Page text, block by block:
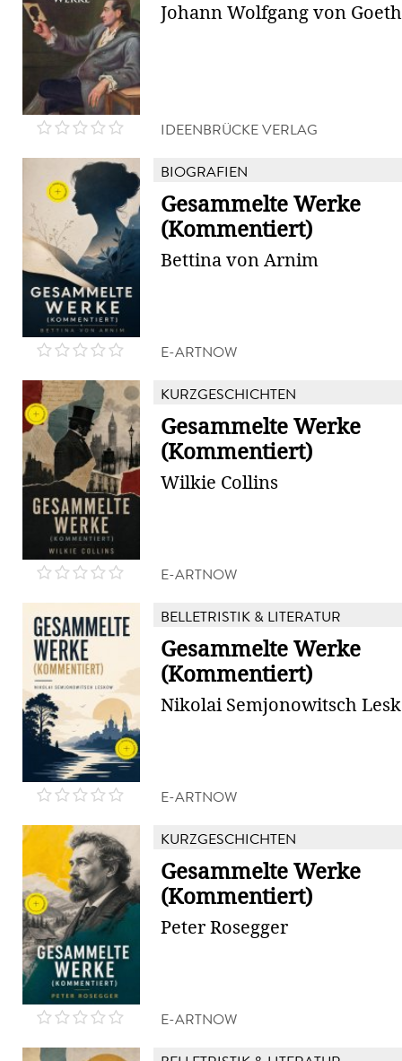
Johann Wolfgang von
IDEENBRÜCKE VERLAG
BIOGRAFIEN
Gesammelte Werke
(Kommentiert)
Bettina von Arnim
E-ARTNOW
KURZGESCHICHTEN
Gesammelte Werke
(Kommentiert)
Wilkie Collins
E-ARTNOW
BELLETRISTIK & LITERATUR
Gesammelte Werke
(Kommentiert)
Nikolai Semjonowitsch
E-ARTNOW
KURZGESCHICHTEN
Gesammelte Werke
(Kommentiert)
Peter Rosegger
E-ARTNOW